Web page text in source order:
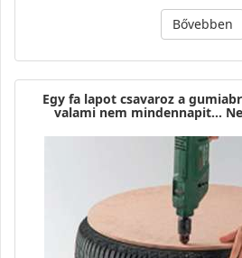
Bővebben
Egy fa lapot csavaroz a
valami nem mindennapit…